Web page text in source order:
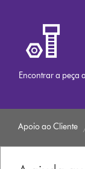
Encontrar a peça
Apoio ao Cliente